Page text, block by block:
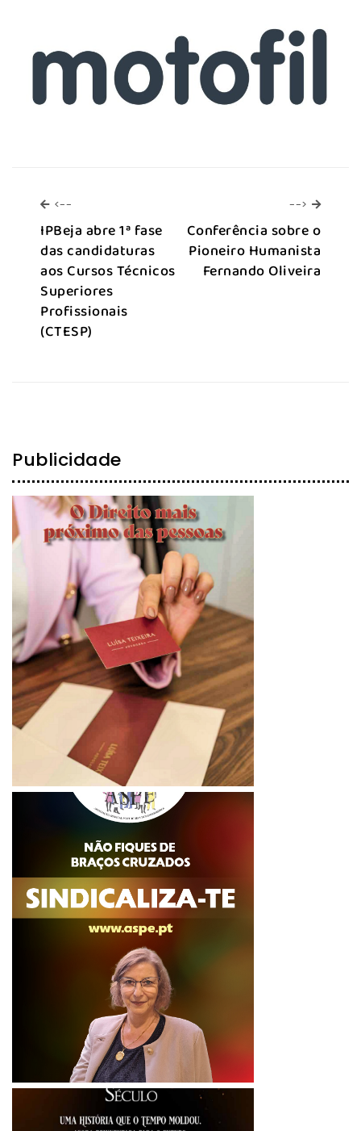
<--
IPBeja abre 1ª fase
das candidaturas
aos Cursos Técnicos
Superiores
Profissionais
(CTESP)
--> -->
Conferência sobre o
Pioneiro Humanista
Fernando Oliveira
Publicidade